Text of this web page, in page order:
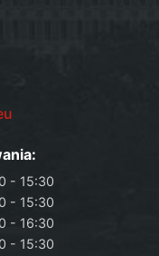
- 15:30
- 15:30
- 16:30
- 15:30